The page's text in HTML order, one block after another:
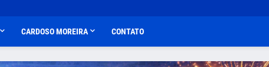
CARDOSO MOREIRA CONTATO